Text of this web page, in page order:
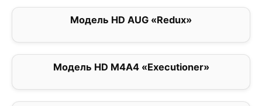
Модель HD AUG «Redux»
Модель HD M4A4 «Executioner»